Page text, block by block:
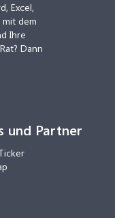
Excel,
dem
Ihre
Dann
und Partner